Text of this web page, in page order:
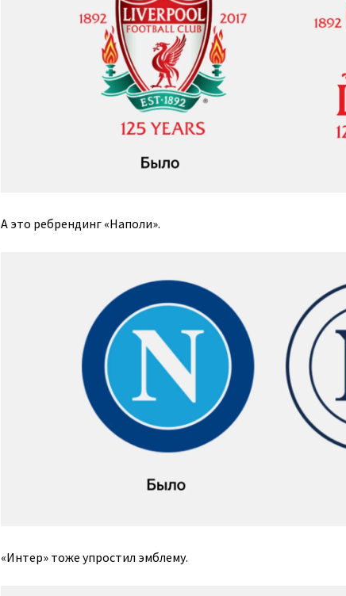
А это ребрендинг «Наполи».
«Интер» тоже упростил эмблему.